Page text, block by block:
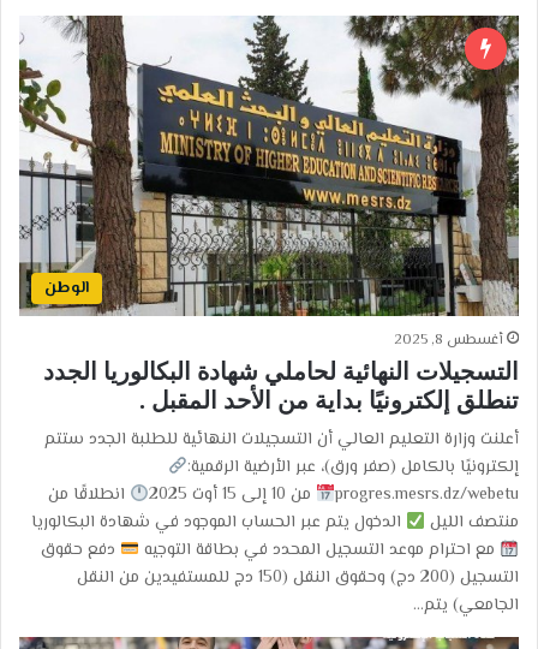
الوطن
أغسطس 8, 2025
التسجيلات النهائية لحاملي شهادة البكالوريا الجدد
تنطلق إلكترونيًا بداية من الأحد المقبل .
أعلنت وزارة التعليم العالي أن التسجيلات النهائية للطلبة الجدد ستتم
إلكترونيًا بالكامل (صفر ورق)، عبر الأرضية الرقمية:
progres.mesrs.dz/webetu
من 10 إلى 15 أوت 2025
انطلاقًا من
منتصف الليل
الدخول يتم عبر الحساب الموجود في شهادة البكالوريا
مع احترام موعد التسجيل المحدد في بطاقة التوجيه
دفع حقوق
التسجيل (200 دج) وحقوق النقل (150 دج للمستفيدين من النقل
الجامعي) يتم…